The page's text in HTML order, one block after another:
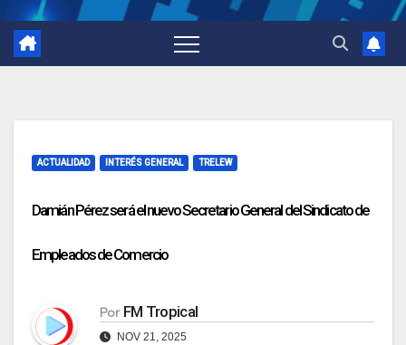
ACTUALIDAD INTERÉS GENERAL TRELEW
Damián Pérez será el nuevo Secretario General del Sindicato de
Empleados de Comercio
Por FM Tropical
NOV 21, 2025